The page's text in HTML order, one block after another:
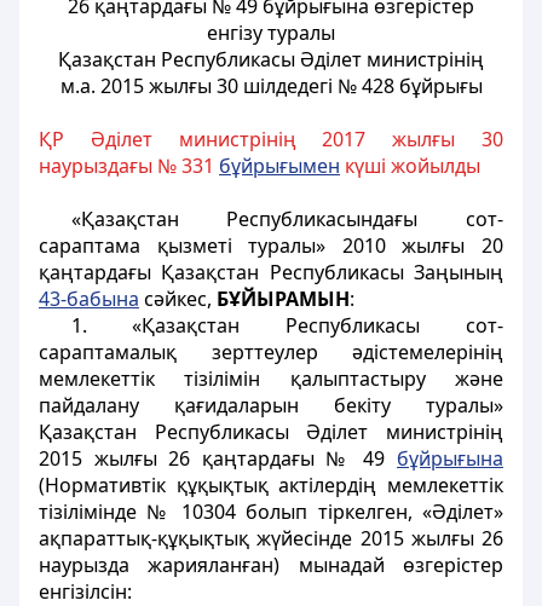
26 қаңтардағы № 49 бұйрығына өзгерістер
енгізу туралы
Қазақстан Республикасы Әділет министрінің
м.а. 2015 жылғы 30 шілдедегі № 428 бұйрығы
ҚР Әділет министрінің 2017 жылғы 30
наурыздағы № 331 бұйрығымен күші жойылды
«Қазақстан Республикасындағы сот-
сараптама қызметі туралы» 2010 жылғы 20
қаңтардағы Қазақстан Республикасы Заңының
43-бабына сәйкес, БҰЙЫРАМЫН:
1. «Қазақстан Республикасы сот-
сараптамалық зерттеулер әдістемелерінің
мемлекеттік тізілімін қалыптастыру және
пайдалану қағидаларын бекіту туралы»
Қазақстан Республикасы Әділет министрінің
2015 жылғы 26 қаңтардағы № 49 бұйрығына
(Нормативтік құқықтық актілердің мемлекеттік
тізілімінде № 10304 болып тіркелген, «Әділет»
ақпараттық-құқықтық жүйесінде 2015 жылғы 26
наурызда жарияланған) мынадай өзгерістер
енгізілсін: